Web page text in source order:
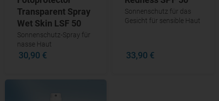
Transparent Spray
Wet Skin LSF 50
Sonnenschutz-Spray für
nasse Haut
30,90 €
Sonnenschutz für das
Gesicht für sensible Haut
33,90 €